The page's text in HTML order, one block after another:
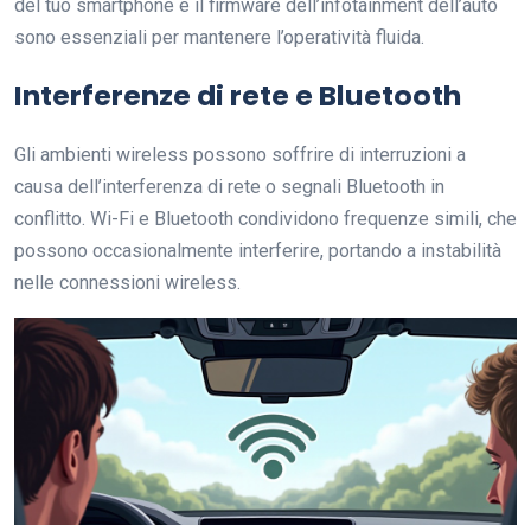
del tuo smartphone e il firmware dell’infotainment dell’auto
sono essenziali per mantenere l’operatività fluida.
Interferenze di rete e Bluetooth
Gli ambienti wireless possono soffrire di interruzioni a
causa dell’interferenza di rete o segnali Bluetooth in
conflitto. Wi-Fi e Bluetooth condividono frequenze simili, che
possono occasionalmente interferire, portando a instabilità
nelle connessioni wireless.